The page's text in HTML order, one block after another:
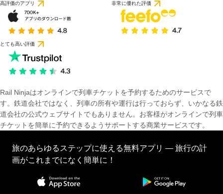
高評価のアプリ 非常に優れた評価
とても高い評価
Rail Ninjaはオンラインで列車チケットを予約するためのサービスで
す。鉄道会社ではなく、列車の所有や運行は行っておらず、いかなる鉄
道会社の公式ウェブサイトでもありません。お客様がオンラインで列車
チケットを簡単に予約できるようサポートする商業サービスです。
旅のあらゆるステップに使える無料アプリ — 旅行の計
画がこれまでになく簡単に！